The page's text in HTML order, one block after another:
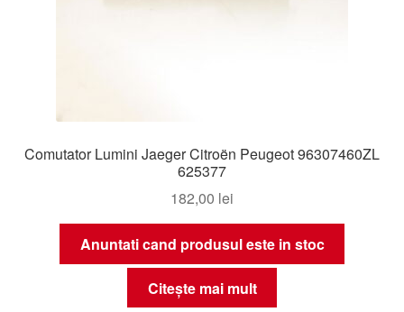
Comutator Lumini Jaeger Citroën Peugeot 96307460ZL
625377
182,00 lei
Anuntati cand produsul este in stoc
Citește mai mult